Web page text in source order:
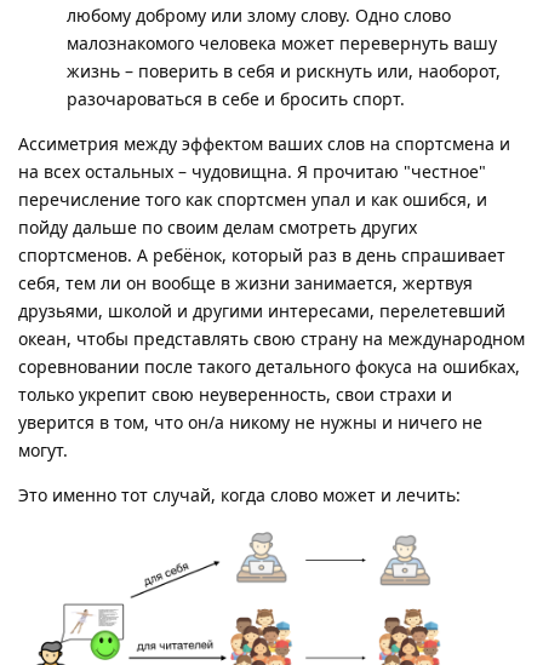
любому доброму или злому слову. Одно слово
малознакомого человека может перевернуть вашу
жизнь – поверить в себя и рискнуть или, наоборот,
разочароваться в себе и бросить спорт.
Ассиметрия между эффектом ваших слов на спортсмена и
на всех остальных – чудовищна. Я прочитаю "честное"
перечисление того как спортсмен упал и как ошибся, и
пойду дальше по своим делам смотреть других
спортсменов. А ребёнок, который раз в день спрашивает
себя, тем ли он вообще в жизни занимается, жертвуя
друзьями, школой и другими интересами, перелетевший
океан, чтобы представлять свою страну на международном
соревновании после такого детального фокуса на ошибках,
только укрепит свою неуверенность, свои страхи и
уверится в том, что он/а никому не нужны и ничего не
могут.
Это именно тот случай, когда слово может и лечить: